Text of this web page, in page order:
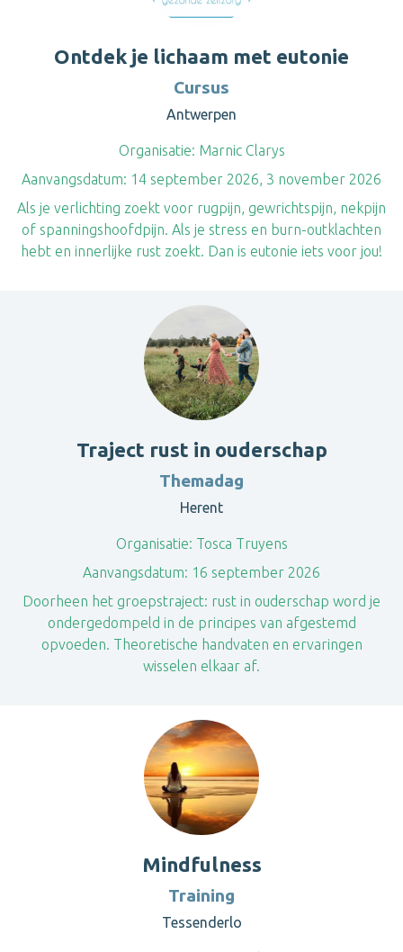
Ontdek je lichaam met eutonie
Cursus
Antwerpen
Organisatie: Marnic Clarys
Aanvangsdatum: 14 september 2026, 3 november 2026
Als je verlichting zoekt voor rugpijn, gewrichtspijn, nekpijn
of spanningshoofdpijn. Als je stress en burn-outklachten
hebt en innerlijke rust zoekt. Dan is eutonie iets voor jou!
Traject rust in ouderschap
Themadag
Herent
Organisatie: Tosca Truyens
Aanvangsdatum: 16 september 2026
Doorheen het groepstraject: rust in ouderschap word je
ondergedompeld in de principes van afgestemd
opvoeden. Theoretische handvaten en ervaringen
wisselen elkaar af.
Mindfulness
Training
Tessenderlo